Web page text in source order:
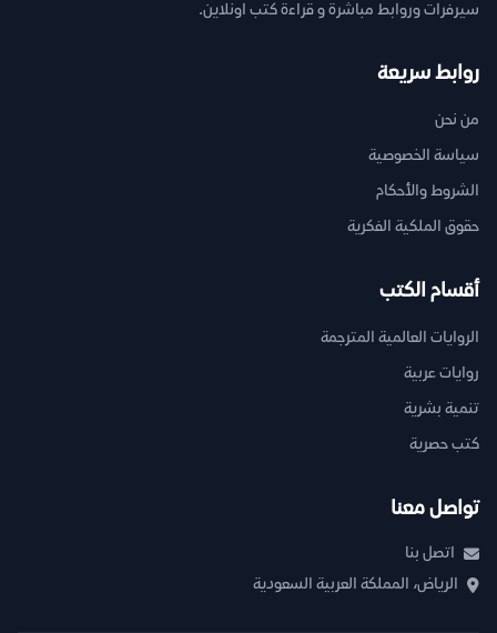
سيرفرات وروابط مباشرة و قراءة كتب اونلاين.
روابط سريعة
من نحن
سياسة الخصوصية
الشروط والأحكام
حقوق الملكية الفكرية
أقسام الكتب
الروايات العالمية المترجمة
روايات عربية
تنمية بشرية
كتب حصرية
تواصل معنا
اتصل بنا
الرياض، المملكة العربية السعودية